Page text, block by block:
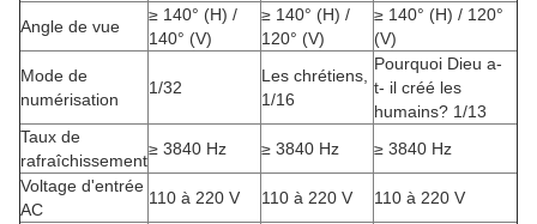
Angle de vue
≥ 140° (H) /
140° (V)
≥ 140° (H) /
120° (V)
≥ 140° (H) / 120°
(V)
Mode de
numérisation
1/32
Les chrétiens,
1/16
Pourquoi Dieu a-
t- il créé les
humains? 1/13
Taux de
rafraîchissement
≥ 3840 Hz ≥ 3840 Hz
≥ 3840 Hz
Voltage d'entrée
AC
110 à 220 V 110 à 220 V
110 à 220 V